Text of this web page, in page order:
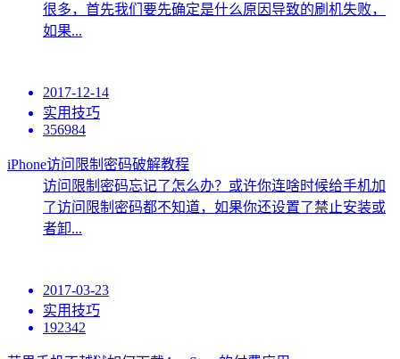
很多，首先我们要先确定是什么原因导致的刷机失败，
如果...
2017-12-14
实用技巧
356984
iPhone访问限制密码破解教程
访问限制密码忘记了怎么办？或许你连啥时候给手机加
了访问限制密码都不知道，如果你还设置了禁止安装或
者卸...
2017-03-23
实用技巧
192342